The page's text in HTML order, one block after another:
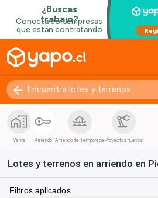
Venta Arriendo Arriendo de Temporada Proyectos nuevos
Lotes y terrenos en arriendo en
Filtros aplicados